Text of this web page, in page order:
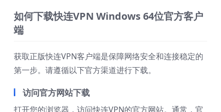
如何下载快连VPN Windows 64位官方客户
端
获取正版快连VPN客户端是保障网络安全和连接稳定的
第一步。请遵循以下官方渠道进行下载。
访问官方网站下载
打开您的浏览器，访问快连VPN的官方网站。通常，官